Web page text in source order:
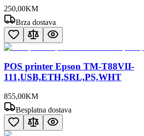
250,00KM
Brza dostava
POS printer Epson TM-T88VII-
111,USB,ETH,SRL,PS,WHT
855,00KM
Besplatna dostava